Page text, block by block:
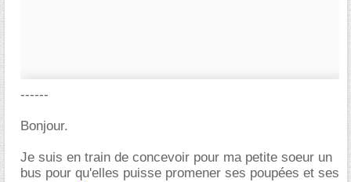
------
Bonjour.
Je suis en train de concevoir pour ma petite soeur un
bus pour qu'elles puisse promener ses poupées et ses